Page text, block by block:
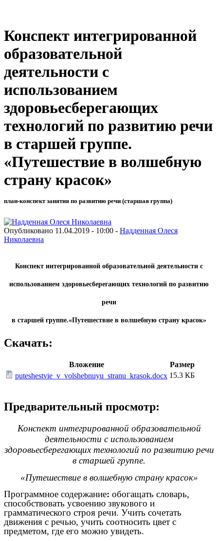
Конспект интегрированной
образовательной
деятельности с
использованием
здоровьесберегающих
технологий по развитию речи
в старшей группе.
«Путешествие в волшебную
страну красок»
план-конспект занятия по развитию речи (старшая группа)
Опубликовано 11.04.2019 - 10:00 - Надденная Олеся
Николаевна
Конспект интегрированной образовательной деятельности с
использованием здоровьесберегающих технологий по развитию
речи
в старшей группе.«Путешествие в волшебную страну красок»
Скачать:
Вложение
Размер
puteshestvie_v_volshebnuyu_stranu_krasok.docx 15.3 КБ
Предварительный просмотр:
Конспект интегрированной образовательной
деятельности с использованием
здоровьесберегающих технологий по развитию речи
в старшей группе.
«Путешествие в волшебную страну красок»
Программное содержание: обогащать словарь,
способствовать усвоению звукового и
грамматического строя речи. Учить сочетать
движения с речью, учить соотносить цвет с
предметом, где его можно увидеть.